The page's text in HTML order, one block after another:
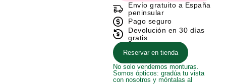
Envío gratuito a España
peninsular
Pago seguro
Devolución en 30 días
gratis
Reservar en tienda
No solo vendemos monturas.
Somos ópticos: gradúa tu vista
con nosotros y móntalas al